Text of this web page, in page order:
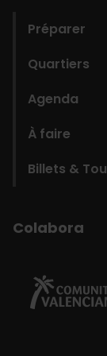
Préparer
Quartiers
Agenda
À faire
Billets &
Colabora